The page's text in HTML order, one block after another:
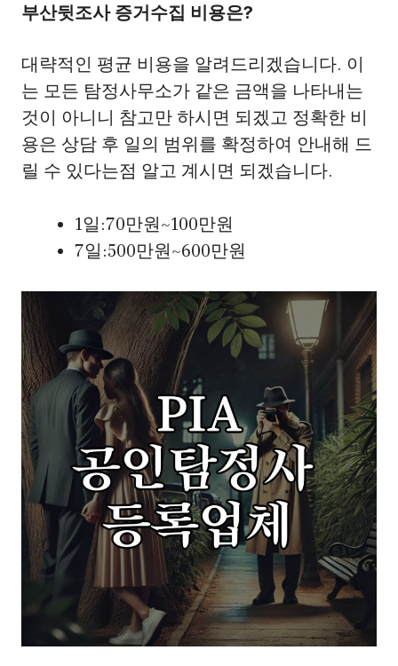
부산뒷조사 증거수집 비용은?
대략적인 평균 비용을 알려드리겠습니다. 이
는 모든 탐정사무소가 같은 금액을 나타내는
것이 아니니 참고만 하시면 되겠고 정확한 비
용은 상담 후 일의 범위를 확정하여 안내해 드
릴 수 있다는점 알고 계시면 되겠습니다.
1일:70만원~100만원
7일:500만원~600만원